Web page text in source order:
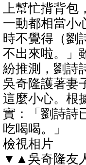
上幫忙揹背包
一動都相當小
時不覺得（劉
不出來啦。」
紛推測，劉詩
吳奇隆護著妻
這麼小心。根
實：「劉詩詩
吃喝喝。」
檢視相片
▼▲吳奇隆友